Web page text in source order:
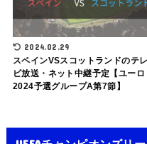
2024.02.29
スペインVSスコットランドのテレ
ビ放送・ネット中継予定【ユーロ
2024予選グループA第7節】